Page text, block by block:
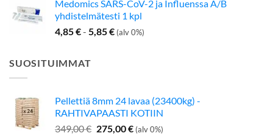
Medomics SARS-CoV-2 ja Influenssa A/B
yhdistelmätesti 1 kpl
4,85€- 5,85€ (alv 0%)
SUOSITUIMMAT
Pellettiä 8mm 24 lavaa (23400kg) -
RAHTIVAPAASTI KOTIIN
349,00€ Alkuperäinen
275,00€Nykyinen
(alv 0%)